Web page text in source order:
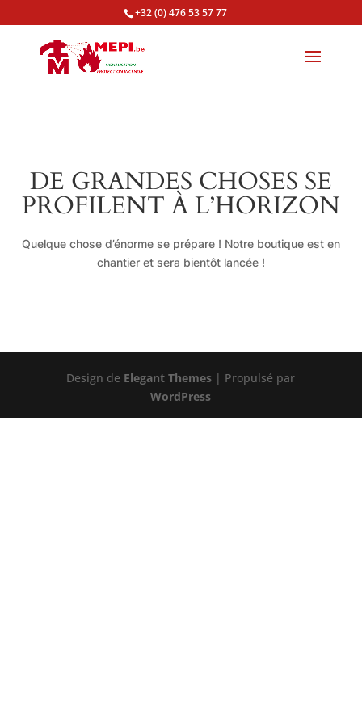
+32 (0) 476 53 57 77
DE GRANDES CHOSES SE
PROFILENT À L’HORIZON
Quelque chose d’énorme se prépare ! Notre boutique est en
chantier et sera bientôt lancée !
Design de Elegant Themes | Propulsé par
WordPress